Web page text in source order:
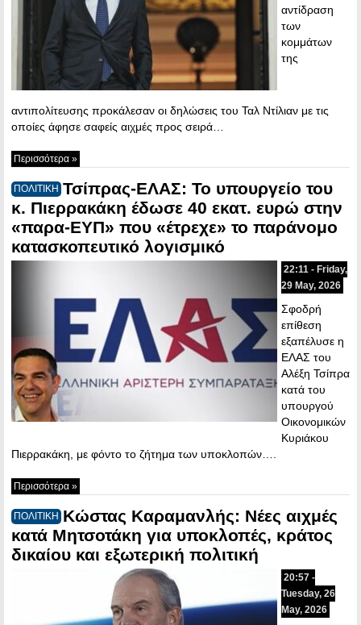
αντίδραση
των
κομμάτων
της
αντιπολίτευσης προκάλεσαν οι δηλώσεις του Ταλ Ντίλιαν με τις
οποίες άφησε σαφείς αιχμές προς σειρά…
Περισσότερα »
ΠΟΛΙΤΙΚΗ Τσίπρας-ΕΛΑΣ: Το υπουργείο του
κ. Πιερρακάκη έδωσε 40 εκατ. ευρώ στην
«παρα-ΕΥΠ» που «έτρεχε» το παράνομο
κατασκοπευτικό λογισμικό
22:11 - Friday,
29 May, 2026
Σφοδρή
επίθεση
εξαπέλυσε η
ΕΛΑΣ του
Αλέξη Τσίπρα
κατά του
υπουργού
Οικονομικών
Κυριάκου
Πιερρακάκη, με φόντο το ζήτημα των υποκλοπών….
Περισσότερα »
ΠΟΛΙΤΙΚΗ Κώστας Καραμανλής: Νέες αιχμές
κατά Μητσοτάκη για υποκλοπές, κράτος
δικαίου και εξωτερική πολιτική
20:57 -
Tuesday, 26
May, 2026